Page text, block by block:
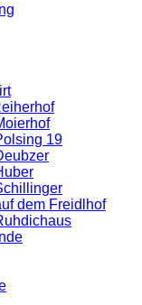
19
dem Freidlhof